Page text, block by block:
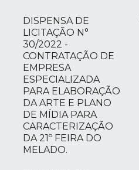
DISPENSA DE
LICITAÇÃO N°
30/2022 -
CONTRATAÇÃO DE
EMPRESA
ESPECIALIZADA
PARA ELABORAÇÃO
DA ARTE E PLANO
DE MÍDIA PARA
CARACTERIZAÇÃO
DA 21º FEIRA DO
MELADO.